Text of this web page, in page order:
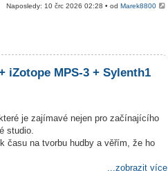
Naposledy: 10 črc 2026 02:28 • odMarek8800
iZotope MPS-3 + Sylenth1
je zajímavé nejen pro začínajícího
studio.
času na tvorbu hudby a věřím, že ho
...zobrazit více